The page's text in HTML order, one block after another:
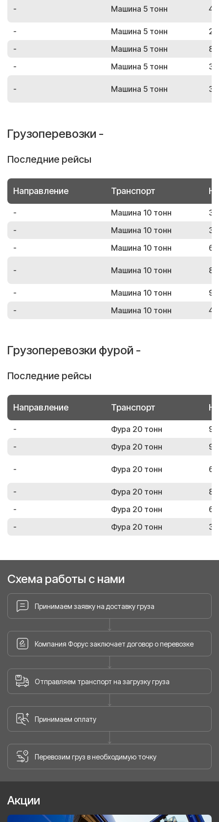
- Машина 5 тонн
- Машина 5 тонн
-
Машина 5 тонн
-
Машина 5 тонн
- Машина 5 тонн
Грузоперевозки -
Последние рейсы
Направление Транспорт
- Машина 10 тонн
-
Машина 10 тонн
-
Машина 10 тонн
- Машина 10 тонн
- Машина 10 тонн
-
Машина 10 тонн
Грузоперевозки фурой -
Последние рейсы
Направление Транспорт
- Фура 20 тонн
-
Фура 20 тонн
- Фура 20 тонн
- Фура 20 тонн
-
Фура 20 тонн
-
Фура 20 тонн
Схема работы с нами
Принимаем заявку на доставку груза
Компания Форус заключает договор о перевозке
Отправляем транспорт на загрузку груза
Принимаем оплату
Перевозим груз в необходимую точку
Акции